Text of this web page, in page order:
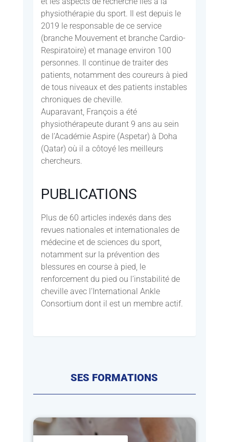
physiothérapie du sport. Il est depuis le
2019 le responsable de ce service
(branche Mouvement et branche Cardio-
Respiratoire) et manage environ 100
personnes. Il continue de traiter des
patients, notamment des coureurs à pied
de tous niveaux et des patients instables
chroniques de cheville.
Auparavant, François a été
physiothérapeute durant 9 ans au sein
de l’Académie Aspire (Aspetar) à Doha
(Qatar) où il a côtoyé les meilleurs
chercheurs.
PUBLICATIONS
Plus de 60 articles indexés dans des
revues nationales et internationales de
médecine et de sciences du sport,
notamment sur la prévention des
blessures en course à pied, le
renforcement du pied ou l’instabilité de
cheville avec l’International Ankle
Consortium dont il est un membre actif.